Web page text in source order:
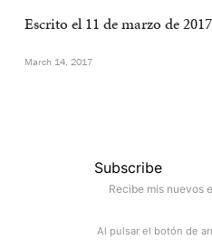
Escrito el 11 de marzo de
March 14, 2017
Subscribe
Recibe mis nuevos
Al pulsar el botón de